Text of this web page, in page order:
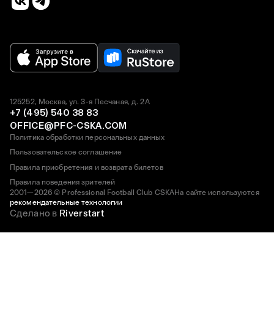
2001—2026 © Professional Football Club CSKAНа сайте используются
рекомендательные технологии
125252, Москва, ул. 3-я Песчаная, д. 2А
+7 (495) 540 38 83
OFFICE@PFC-CSKA.COM
Политика обработки персональных данных
Пользовательское соглашение
Правила приобретения и возврата билетов
Правила поведения зрителей
Сделано в Riverstart